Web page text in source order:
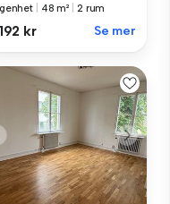
48 m² 2 rum
kr Se mer